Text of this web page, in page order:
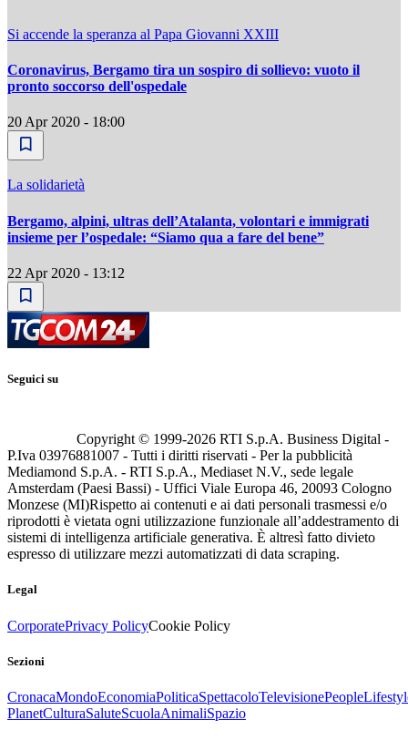
Si accende la speranza al Papa Giovanni XXIII
Coronavirus, Bergamo tira un sospiro di sollievo: vuoto il
pronto soccorso dell'ospedale
20 Apr 2020 - 18:00
La solidarietà
Bergamo, alpini, ultras dell’Atalanta, volontari e immigrati
insieme per l’ospedale: “Siamo qua a fare del bene”
22 Apr 2020 - 13:12
Seguici su
Copyright © 1999-2026 RTI S.p.A. Business Digital -
P.Iva 03976881007 - Tutti i diritti riservati - Per la pubblicità
Mediamond S.p.A. - RTI S.p.A., Mediaset N.V., sede legale
Amsterdam (Paesi Bassi) - Uffici Viale Europa 46, 20093 Cologno
Monzese (MI)Rispetto ai contenuti e ai dati personali trasmessi e/o
riprodotti è vietata ogni utilizzazione funzionale all’addestramento di
sistemi di intelligenza artificiale generativa. È altresì fatto divieto
espresso di utilizzare mezzi automatizzati di data scraping.
Legal
CorporatePrivacy PolicyCookie Policy
Sezioni
CronacaMondoEconomiaPoliticaSpettacoloTelevisionePeople
PlanetCulturaSaluteScuolaAnimaliSpazio